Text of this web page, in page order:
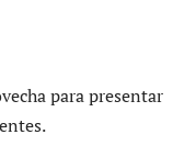
para presentar